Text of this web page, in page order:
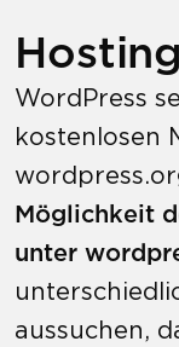
WordPress
kostenlosen
Möglichkeit
unter
aussuchen,